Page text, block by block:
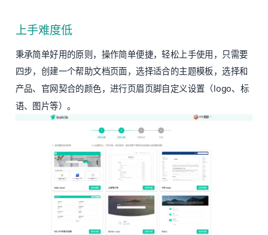
上手难度低
秉承简单好用的原则，操作简单便捷，轻松上手使用，只需要
四步，创建一个帮助文档页面，选择适合的主题模板，选择和
产品、官网契合的颜色，进行页眉页脚自定义设置（logo、标
语、图片等）。